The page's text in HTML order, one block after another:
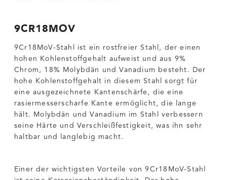
9CR18MOV
9Cr18MoV-Stahl ist ein rostfreier Stahl, der einen
hohen Kohlenstoffgehalt aufweist und aus 9%
Chrom, 18% Molybdän und Vanadium besteht. Der
hohe Kohlenstoffgehalt in diesem Stahl sorgt für
eine ausgezeichnete Kantenschärfe, die eine
rasiermesserscharfe Kante ermöglicht, die lange
hält. Molybdän und Vanadium im Stahl verbessern
seine Härte und Verschleißfestigkeit, was ihn sehr
haltbar und langlebig macht.
Einer der wichtigsten Vorteile von 9Cr18MoV-Stahl